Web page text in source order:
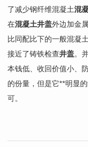
了减少钢纤维混凝土混
在混凝土井盖外边加金
比同配比下的一般混凝
接近了铸铁检查井盖。
本钱低、收回价值小、
的份量，但是它**明显
可。